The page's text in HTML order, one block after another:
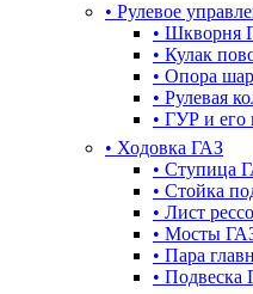
• Рулевое
• Шкворня
• Кулак
• Опора
• Рулевая
• ГУР и его
• Ходовка ГАЗ
• Ступица
• Стойка
• Лист
• Мосты
• Пара
• Подвеска